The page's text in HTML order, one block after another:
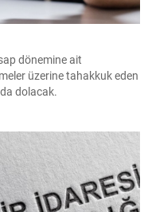
dönemine ait
üzerine tahakkuk eden
dolacak.